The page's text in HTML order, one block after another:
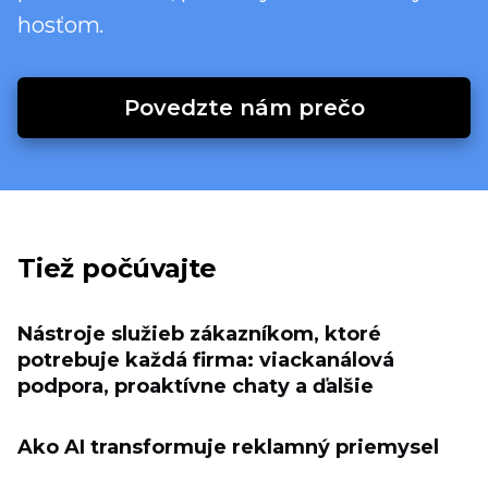
hosťom.
Povedzte nám prečo
Tiež počúvajte
Nástroje služieb zákazníkom, ktoré
potrebuje každá firma: viackanálová
podpora, proaktívne chaty a ďalšie
Ako AI transformuje reklamný priemysel